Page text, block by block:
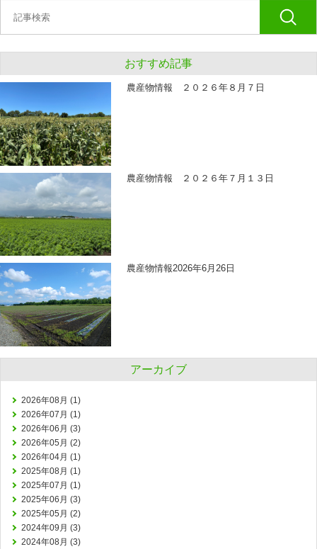
おすすめ記事
農産物情報 ２０２６年８月７日
農産物情報 ２０２６年７月１３日
農産物情報2026年6月26日
アーカイブ
2026年08月 (1)
2026年07月 (1)
2026年06月 (3)
2026年05月 (2)
2026年04月 (1)
2025年08月 (1)
2025年07月 (1)
2025年06月 (3)
2025年05月 (2)
2024年09月 (3)
2024年08月 (3)